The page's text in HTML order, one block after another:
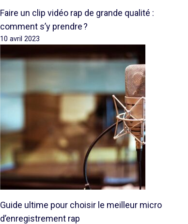
Faire un clip vidéo rap de grande qualité :
comment s’y prendre ?
10 avril 2023
Guide ultime pour choisir le meilleur micro
d’enregistrement rap